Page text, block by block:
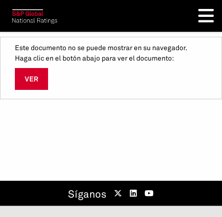
Este documento no se puede mostrar en su navegador.
Haga clic en el botón abajo para ver el documento:
VER
Síganos